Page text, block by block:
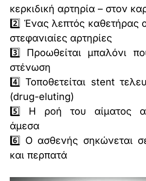
κερκιδική αρτηρία – στον
2️⃣ Ένας λεπτός καθετήρας
στεφανιαίες αρτηρίες
3️⃣ Προωθείται μπαλόνι
στένωση
4️⃣ Τοποθετείται stent
(drug-eluting)
5️⃣ Η ροή του αίματος
άμεσα
6️⃣ Ο ασθενής σηκώνεται
και περπατά